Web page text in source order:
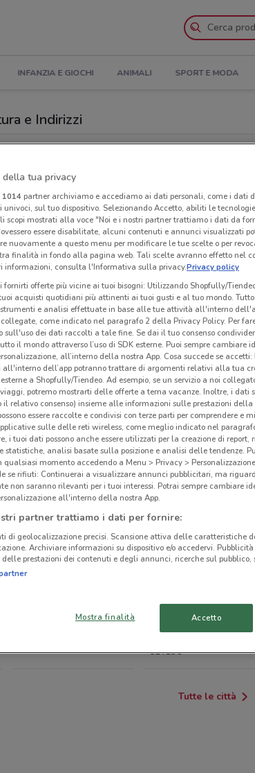
INFANZIA E GIOCHI ANIMALI SPORT E MODA
e Indirizzi
volantini nella tua zona. Riprova più tardi.
ERBA LIPOMO
CASSINA RIZZARDI OLGIATE COMASCO
LENTATE SUL
SEVESO
Tutte le città
della tua privacy
1014partner archiviamo e accediamo ai dati personali, come i dati
sul tuo dispositivo. Selezionando Accetto, abiliti le
scopi mostrati alla voce "Noi e i nostri partner trattiamo i dati da
essere disabilitate, alcuni contenuti e annunci visualizzati
nuovamente a questo menu per modificare le tue scelte o per
finalità in fondo alla pagina web. Tali scelte avranno effetto nel
informazioni, consulta l'Informativa sulla privacy.Privacy policy
fornirti offerte più vicine ai tuoi bisogni: Utilizzando Shopfully/
acquisti quotidiani più attinenti ai tuoi gusti e al tuo mondo. Tutto
e analisi effettuate in base alle tue attività all'interno
come indicato nel paragrafo 2 della Privacy Policy. Per
sull'uso dei dati raccolti a tale fine. Se dai il tuo consenso
il mondo attraverso l’uso di SDK esterne. Puoi sempre cambiare
all’interno della nostra App. Cosa succede se
all'interno dell’app potranno trattare di argomenti relativi alla tua
a Shopfully/Tiendeo. Ad esempio, se un servizio a noi
potremo mostrarti delle offerte a tema vacanze. Inoltre, i dati
il relativo consenso) insieme alle informazioni sulle prestazioni
essere raccolte e condivisi con terze parti per comprendere e
sulle delle reti wireless, come meglio indicato nel
i tuoi dati possono anche essere utilizzati per la creazione di report,
statistiche, analisi basate sulla posizione e analisi delle tendenze.
qualsiasi momento accedendo a Menu > Privacy >
se rifiuti: Continuerai a visualizzare annunci pubblicitari, ma
non saranno rilevanti per i tuoi interessi. Potrai sempre cambiare
all'interno della nostra App.
partner trattiamo i dati per fornire:
di geolocalizzazione precisi. Scansione attiva delle caratteristiche
Archiviare informazioni su dispositivo e/o accedervi.
prestazioni dei contenuti e degli annunci, ricerche sul pubblico,
Mostra finalità Accetto